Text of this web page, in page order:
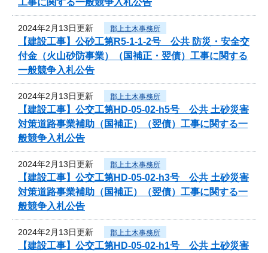
2024年2月13日更新 郡上土木事務所
【建設工事】公砂工第R5-1-1-2号 公共 防災・安全交
付金（火山砂防事業）（国補正・翌債）工事に関する
一般競争入札公告
2024年2月13日更新 郡上土木事務所
【建設工事】公交工第HD-05-02-h5号 公共 土砂災害
対策道路事業補助（国補正）（翌債）工事に関する一
般競争入札公告
2024年2月13日更新 郡上土木事務所
【建設工事】公交工第HD-05-02-h3号 公共 土砂災害
対策道路事業補助（国補正）（翌債）工事に関する一
般競争入札公告
2024年2月13日更新 郡上土木事務所
【建設工事】公交工第HD-05-02-h1号 公共 土砂災害